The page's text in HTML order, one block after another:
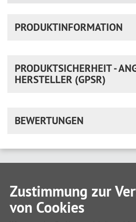
PRODUKTINFORMATION
PRODUKTSICHERHEIT -
HERSTELLER (GPSR)
BEWERTUNGEN
Zustimmung zur
von Cookies